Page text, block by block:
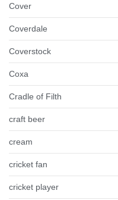
Cover
Coverdale
Coverstock
Coxa
Cradle of Filth
craft beer
cream
cricket fan
cricket player